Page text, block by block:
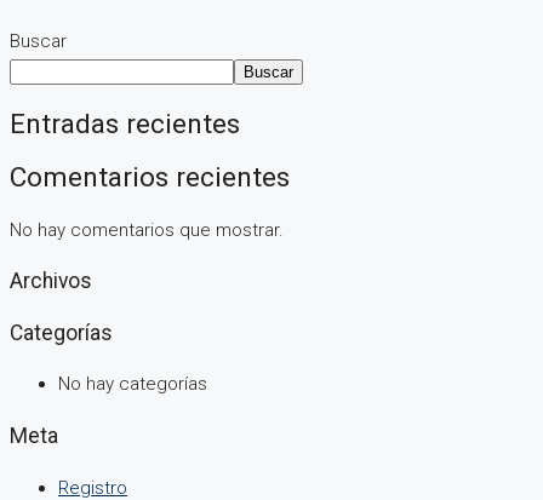
Buscar
Buscar
Entradas recientes
Comentarios recientes
No hay comentarios que mostrar.
Archivos
Categorías
No hay categorías
Meta
Registro